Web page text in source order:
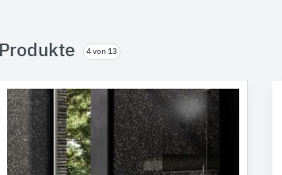
Produkte 4 von 13